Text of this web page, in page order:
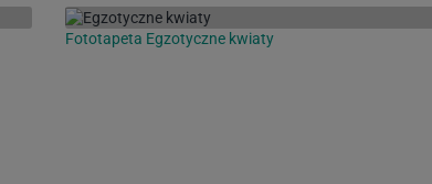
Fototapeta Egzotyczne kwiaty